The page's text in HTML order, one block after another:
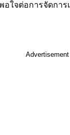
จต่อการจัดการ
Advertisement